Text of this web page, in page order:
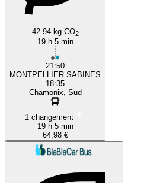
42.94 kg CO2
19 h 5 min
21:50
MONTPELLIER SABINES
18:35
Chamonix, Sud
1 changement
19 h 5 min
64,98 €